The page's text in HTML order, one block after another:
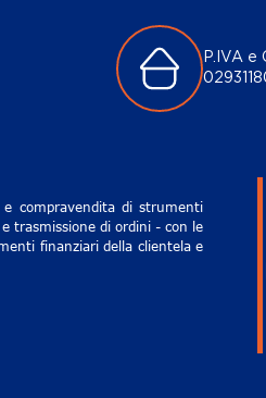
P.IVA e
e compravendita di strumenti
trasmissione di ordini - con le
finanziari della clientela e